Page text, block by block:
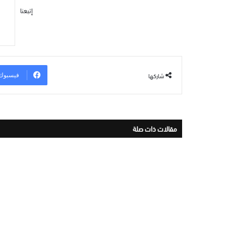
إتبعنا
شاركها
مقالات ذات صلة